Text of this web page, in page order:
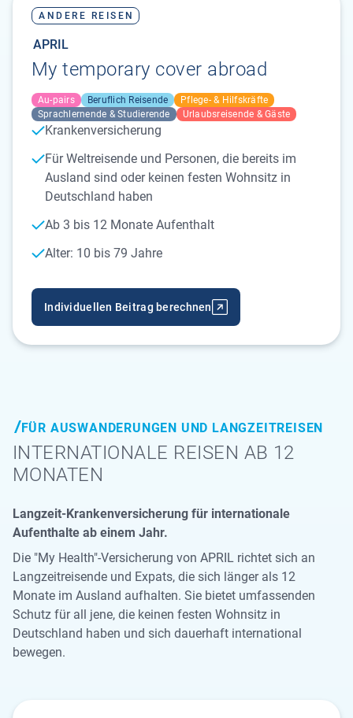
ANDERE REISEN
APRIL
My temporary cover abroad
Au-pairs Beruflich Reisende
Pflege- & Hilfskräfte
Sprachlernende & Studierende
Urlaubsreisende & Gäste
Krankenversicherung
Für Weltreisende und Personen, die bereits im
Ausland sind oder keinen festen Wohnsitz in
Deutschland haben
Ab 3 bis 12 Monate Aufenthalt
Alter: 10 bis 79 Jahre
Individuellen Beitrag berechnen
FÜR AUSWANDERUNGEN UND LANGZEITREISEN
INTERNATIONALE REISEN AB 12
MONATEN
Langzeit-Krankenversicherung für internationale
Aufenthalte ab einem Jahr.
Die "My Health"-Versicherung von APRIL richtet sich an
Langzeitreisende und Expats, die sich länger als 12
Monate im Ausland aufhalten. Sie bietet umfassenden
Schutz für all jene, die keinen festen Wohnsitz in
Deutschland haben und sich dauerhaft international
bewegen.